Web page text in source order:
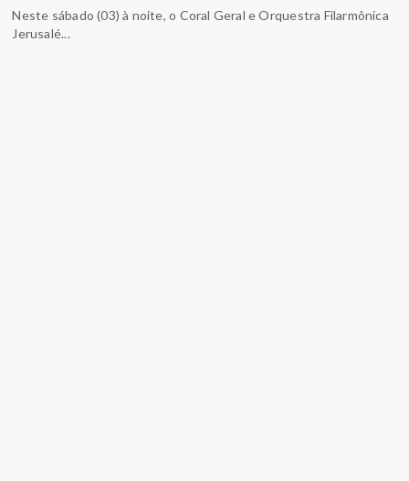
Neste sábado (03) à noite, o Coral Geral e Orquestra Filarmônica
Jerusalé...